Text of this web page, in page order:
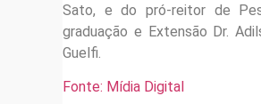
Sato, e do pró-reitor de
graduação e Extensão Dr.
Guelfi.
Fonte: Mídia Digital